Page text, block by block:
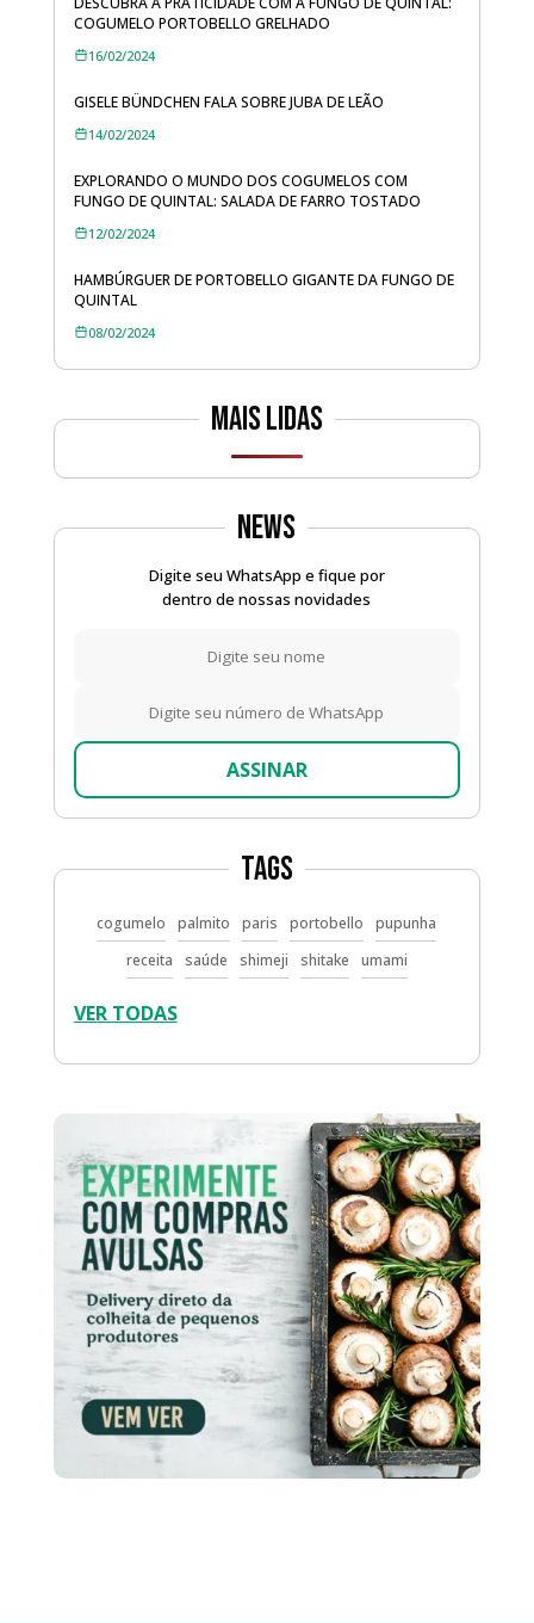
COGUMELO PORTOBELLO GRELHADO
16/02/2024
GISELE BÜNDCHEN FALA SOBRE JUBA DE LEÃO
14/02/2024
EXPLORANDO O MUNDO DOS COGUMELOS COM
FUNGO DE QUINTAL: SALADA DE FARRO TOSTADO
12/02/2024
HAMBÚRGUER DE PORTOBELLO GIGANTE DA FUNGO DE
QUINTAL
08/02/2024
Mais lidas
News
Digite seu WhatsApp e fique por
dentro de nossas novidades
ASSINAR
Tags
cogumelo palmito paris portobello
pupunha
receita
saúde shimeji shitake umami
VER TODAS